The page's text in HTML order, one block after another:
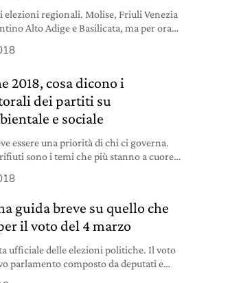
elezioni regionali. Molise, Friuli Venezia
Alto Adige e Basilicata, ma per ora
terranno il 4 marzo.
2018, cosa dicono i
dei partiti su
e sociale
essere una priorità di chi ci governa.
sono i temi che più stanno a cuore
elezioni italiane del 4 marzo.
guida breve su quello che
il voto del 4 marzo
ufficiale delle elezioni politiche. Il voto
parlamento composto da deputati e